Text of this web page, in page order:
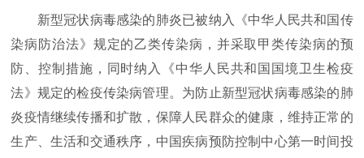
新型冠状病毒感染的肺炎已被纳入《中华人民共和国传
染病防治法》规定的乙类传染病，并采取甲类传染病的预
防、控制措施，同时纳入《中华人民共和国国境卫生检疫
法》规定的检疫传染病管理。为防止新型冠状病毒感染的肺
炎疫情继续传播和扩散，保障人民群众的健康，维持正常的
生产、生活和交通秩序，中国疾病预防控制中心第一时间投